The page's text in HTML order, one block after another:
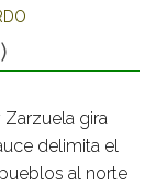
Zarzuela gira
delimita el
al norte